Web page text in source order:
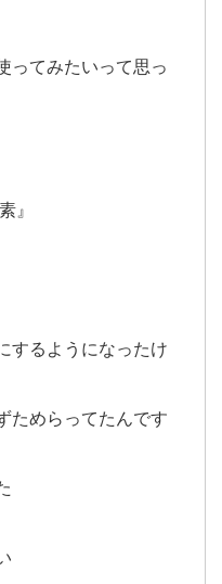
ってみたいって思っ
』
するようになったけ
ためらってたんです